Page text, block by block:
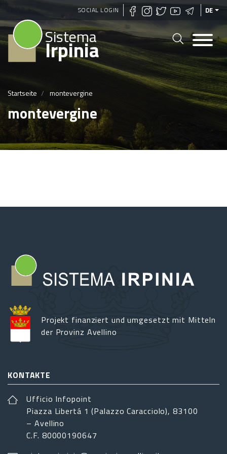
Direkt
zum
Inhalt
SOCIAL LOGIN DE
Sistema
Irpinia
Startseite montevergine
montevergine
Projekt finanziert und umgesetzt mit Mitteln
der Provinz Avellino
KONTAKTE
Ufficio Infopoint
Piazza Libertá 1 (Palazzo Caracciolo), 83100
– Avellino
C.F. 80000190647